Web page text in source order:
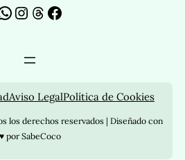
Instagram Threads Facebook
Aviso LegalPolítica de Cookies
los derechos reservados | Diseñado con
♥ por SabeCoco